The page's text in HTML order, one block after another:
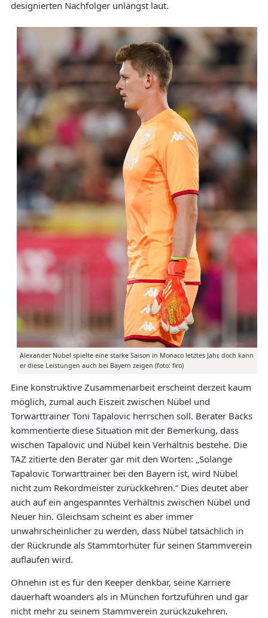
designierten Nachfolger unlängst laut.
Alexander Nübel spielte eine starke Saison in Monaco letztes Jahr, doch kann
er diese Leistungen auch bei Bayern zeigen (foto: firo)
Eine konstruktive Zusammenarbeit erscheint derzeit kaum
möglich, zumal auch Eiszeit zwischen Nübel und
Torwarttrainer Toni Tapalovic herrschen soll. Berater Backs
kommentierte diese Situation mit der Bemerkung, dass
wischen Tapalovic und Nübel kein Verhältnis bestehe. Die
TAZ zitierte den Berater gar mit den Worten: „Solange
Tapalovic Torwarttrainer bei den Bayern ist, wird Nübel
nicht zum Rekordmeister zurückkehren.“ Dies deutet aber
auch auf ein angespanntes Verhältnis zwischen Nübel und
Neuer hin. Gleichsam scheint es aber immer
unwahrscheinlicher zu werden, dass Nübel tatsächlich in
der Rückrunde als Stammtorhüter für seinen Stammverein
auflaufen wird.
Ohnehin ist es für den Keeper denkbar, seine Karriere
dauerhaft woanders als in München fortzuführen und gar
nicht mehr zu seinem Stammverein zurückzukehren.